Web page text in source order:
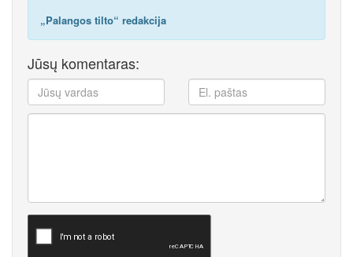
„Palangos tilto“ redakcija
Jūsų komentaras: